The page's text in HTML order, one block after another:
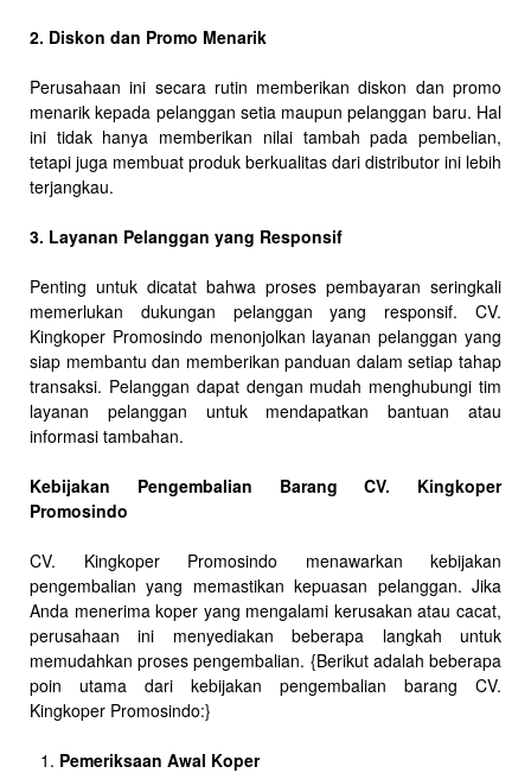
2. Diskon dan Promo Menarik
Perusahaan ini secara rutin memberikan diskon dan promo
menarik kepada pelanggan setia maupun pelanggan baru. Hal
ini tidak hanya memberikan nilai tambah pada pembelian,
tetapi juga membuat produk berkualitas dari distributor ini lebih
terjangkau.
3. Layanan Pelanggan yang Responsif
Penting untuk dicatat bahwa proses pembayaran seringkali
memerlukan dukungan pelanggan yang responsif. CV.
Kingkoper Promosindo menonjolkan layanan pelanggan yang
siap membantu dan memberikan panduan dalam setiap tahap
transaksi. Pelanggan dapat dengan mudah menghubungi tim
layanan pelanggan untuk mendapatkan bantuan atau
informasi tambahan.
Kebijakan Pengembalian Barang CV. Kingkoper
Promosindo
CV. Kingkoper Promosindo menawarkan kebijakan
pengembalian yang memastikan kepuasan pelanggan. Jika
Anda menerima koper yang mengalami kerusakan atau cacat,
perusahaan ini menyediakan beberapa langkah untuk
memudahkan proses pengembalian. {Berikut adalah beberapa
poin utama dari kebijakan pengembalian barang CV.
Kingkoper Promosindo:}
Pemeriksaan Awal Koper